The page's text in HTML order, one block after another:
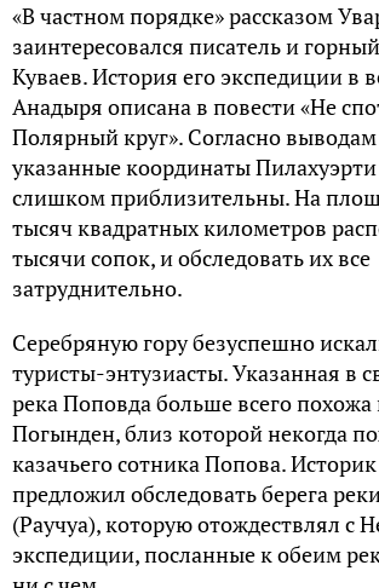
«В частном порядке» рассказом
заинтересовался писатель и
Куваев. История его экспедиции в
Анадыря описана в повести «Не
Полярный круг». Согласно выводам
указанные координаты
слишком приблизительны. На
тысяч квадратных километров
тысячи сопок, и обследовать их все
затруднительно.
Серебряную гору безуспешно
туристы-энтузиасты. Указанная в
река Поповда больше всего похожа
Погынден, близ которой некогда
казачьего сотника Попова.
предложил обследовать берега
(Раучуа), которую отождествлял с
экспедиции, посланные к обеим